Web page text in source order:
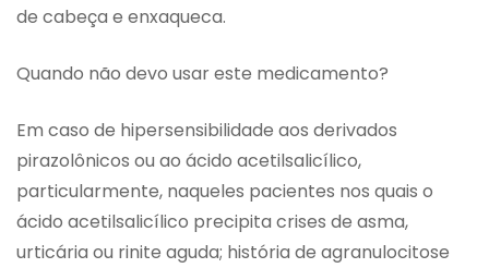
de cabeça e enxaqueca.
Quando não devo usar este medicamento?
Em caso de hipersensibilidade aos derivados
pirazolônicos ou ao ácido acetilsalicílico,
particularmente, naqueles pacientes nos quais o
ácido acetilsalicílico precipita crises de asma,
urticária ou rinite aguda; história de agranulocitose